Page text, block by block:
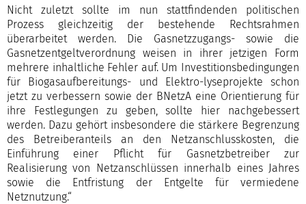
Nicht zuletzt sollte im nun stattfindenden politischen
Prozess gleichzeitig der bestehende Rechtsrahmen
überarbeitet werden. Die Gasnetzzugangs- sowie die
Gasnetzentgeltverordnung weisen in ihrer jetzigen Form
mehrere inhaltliche Fehler auf. Um Investitionsbedingungen
für Biogasaufbereitungs- und Elektro-lyseprojekte schon
jetzt zu verbessern sowie der BNetzA eine Orientierung für
ihre Festlegungen zu geben, sollte hier nachgebessert
werden. Dazu gehört insbesondere die stärkere Begrenzung
des Betreiberanteils an den Netzanschlusskosten, die
Einführung einer Pflicht für Gasnetzbetreiber zur
Realisierung von Netzanschlüssen innerhalb eines Jahres
sowie die Entfristung der Entgelte für vermiedene
Netznutzung.“